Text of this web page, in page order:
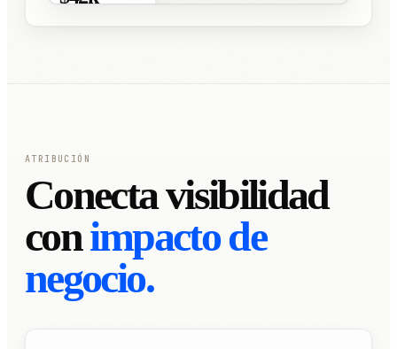
ATRIBUCIÓN
Conecta visibilidad
conimpacto de
negocio.